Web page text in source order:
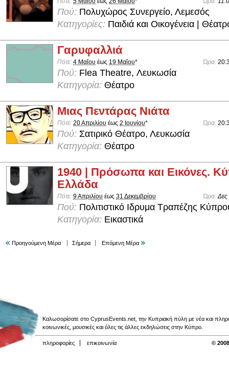
Πού: Πολυχώρος Συνεργείο, Λεμεσός
Κατηγορίες: Παιδιά και Οικογένεια |
Γαρυφαλλιά
Πότε: 4 Μαΐου έως 19 Μαΐου* Ώρα:
Πού: Flea Theatre, Λευκωσία
Κατηγορία: Θέατρο
Μιας Πεντάρας Νιάτα
Πότε: 20 Απριλίου έως 2 Ιουνίου* Ώρα:
Πού: Σατιρικό Θέατρο, Λευκωσία
Κατηγορία: Θέατρο
1940 | Πρόσωπα και Εικόνες.
Ελλάδα
Πότε: 9 Απριλίου έως 31 Δεκεμβρίου Ώρα:Δες
Πού: Πολιτιστικό Ιδρυμα Τραπέζης
Κατηγορία: Εικαστικά
Προηγούμενη Μέρα Σήμερα Επόμενη Μέρα
Καλωσορίσατε στο CyprusEvents.net, την Κυπριακή πύλη με νέα και
κοινωνικές, μουσικές και όλες τις άλλες εκδηλώσεις στην Κύπρο.
πληροφορίες επικοινωνία ©